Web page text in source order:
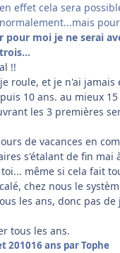
effet cela sera
pour moi je ne serai
!!
roule, et je n'ai jamais
10 ans. au mieux
les 3 premières
de vacances en
s'étalant de fin mai
même si cela fait
chez nous le
les ans, donc pas de
tous les ans.
201016 ans par Tophe